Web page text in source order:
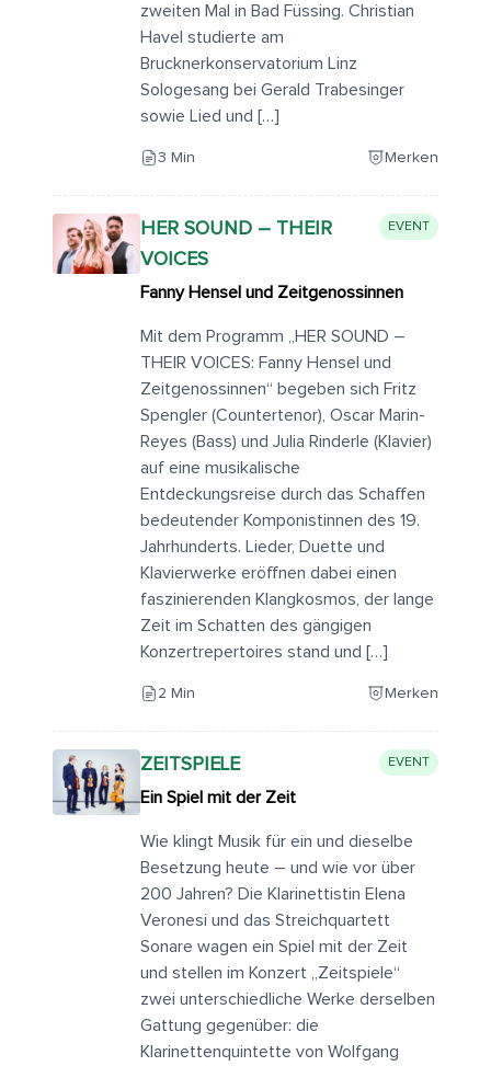
zweiten Mal in Bad Füssing. Christian
Havel studierte am
Brucknerkonservatorium Linz
Sologesang bei Gerald Trabesinger
sowie Lied und […]
3 Min Merken
HER SOUND – THEIR
VOICES
EVENT
Fanny Hensel und Zeitgenossinnen
Mit dem Programm „HER SOUND –
THEIR VOICES: Fanny Hensel und
Zeitgenossinnen“ begeben sich Fritz
Spengler (Countertenor), Oscar Marin-
Reyes (Bass) und Julia Rinderle (Klavier)
auf eine musikalische
Entdeckungsreise durch das Schaffen
bedeutender Komponistinnen des 19.
Jahrhunderts. Lieder, Duette und
Klavierwerke eröffnen dabei einen
faszinierenden Klangkosmos, der lange
Zeit im Schatten des gängigen
Konzertrepertoires stand und […]
2 Min Merken
ZEITSPIELE EVENT
Ein Spiel mit der Zeit
Wie klingt Musik für ein und dieselbe
Besetzung heute – und wie vor über
200 Jahren? Die Klarinettistin Elena
Veronesi und das Streichquartett
Sonare wagen ein Spiel mit der Zeit
und stellen im Konzert „Zeitspiele“
zwei unterschiedliche Werke derselben
Gattung gegenüber: die
Klarinettenquintette von Wolfgang